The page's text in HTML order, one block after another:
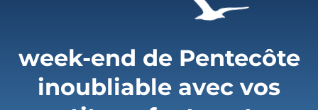
week-end de Pentecôte
inoubliable avec vos